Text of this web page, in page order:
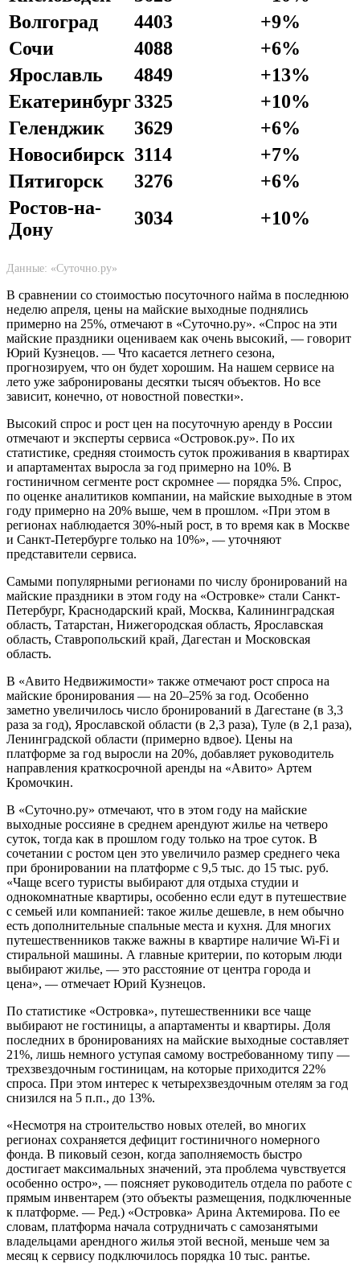
Волгоград
4403
+9%
Сочи
4088
+6%
Ярославль
4849
+13%
Екатеринбург3325
+10%
Геленджик
3629
+6%
Новосибирск 3114
+7%
Пятигорск
3276
+6%
Ростов-на-
Дону
3034 +10%
Данные: «Суточно.ру»
В сравнении со стоимостью посуточного найма в последнюю
неделю апреля, цены на майские выходные поднялись
примерно на 25%, отмечают в «Суточно.ру». «Спрос на эти
майские праздники оцениваем как очень высокий, — говорит
Юрий Кузнецов. — Что касается летнего сезона,
прогнозируем, что он будет хорошим. На нашем сервисе на
лето уже забронированы десятки тысяч объектов. Но все
зависит, конечно, от новостной повестки».
Высокий спрос и рост цен на посуточную аренду в России
отмечают и эксперты сервиса «Островок.ру». По их
статистике, средняя стоимость суток проживания в квартирах
и апартаментах выросла за год примерно на 10%. В
гостиничном сегменте рост скромнее — порядка 5%. Спрос,
по оценке аналитиков компании, на майские выходные в этом
году примерно на 20% выше, чем в прошлом. «При этом в
регионах наблюдается 30%-ный рост, в то время как в Москве
и Санкт-Петербурге только на 10%», — уточняют
представители сервиса.
Самыми популярными регионами по числу бронирований на
майские праздники в этом году на «Островке» стали Санкт-
Петербург, Краснодарский край, Москва, Калининградская
область, Татарстан, Нижегородская область, Ярославская
область, Ставропольский край, Дагестан и Московская
область.
В «Авито Недвижимости» также отмечают рост спроса на
майские бронирования — на 20–25% за год. Особенно
заметно увеличилось число бронирований в Дагестане (в 3,3
раза за год), Ярославской области (в 2,3 раза), Туле (в 2,1 раза),
Ленинградской области (примерно вдвое). Цены на
платформе за год выросли на 20%, добавляет руководитель
направления краткосрочной аренды на «Авито» Артем
Кромочкин.
В «Суточно.ру» отмечают, что в этом году на майские
выходные россияне в среднем арендуют жилье на четверо
суток, тогда как в прошлом году только на трое суток. В
сочетании с ростом цен это увеличило размер среднего чека
при бронировании на платформе с 9,5 тыс. до 15 тыс. руб.
«Чаще всего туристы выбирают для отдыха студии и
однокомнатные квартиры, особенно если едут в путешествие
с семьей или компанией: такое жилье дешевле, в нем обычно
есть дополнительные спальные места и кухня. Для многих
путешественников также важны в квартире наличие Wi-Fi и
cтиральной машины. А главные критерии, по которым люди
выбирают жилье, — это расстояние от центра города и
цена», — отмечает Юрий Кузнецов.
По статистике «Островка», путешественники все чаще
выбирают не гостиницы, а апартаменты и квартиры. Доля
последних в бронированиях на майские выходные составляет
21%, лишь немного уступая самому востребованному типу —
трехзвездочным гостиницам, на которые приходится 22%
спроса. При этом интерес к четырехзвездочным отелям за год
снизился на 5 п.п., до 13%.
«Несмотря на строительство новых отелей, во многих
регионах сохраняется дефицит гостиничного номерного
фонда. В пиковый сезон, когда заполняемость быстро
достигает максимальных значений, эта проблема чувствуется
особенно остро», — поясняет руководитель отдела по работе с
прямым инвентарем (это объекты размещения, подключенные
к платформе. — Ред.) «Островка» Арина Актемирова. По ее
словам, платформа начала сотрудничать с самозанятыми
владельцами арендного жилья этой весной, меньше чем за
месяц к сервису подключилось порядка 10 тыс. рантье.